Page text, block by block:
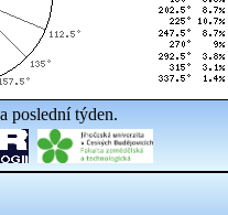
poslední týden.